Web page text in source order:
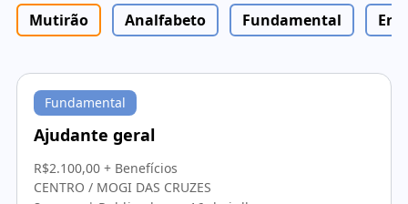
Mutirão Analfabeto Fundamental
Fundamental
Ajudante geral
R$2.100,00 + Benefícios
CENTRO / MOGI DAS CRUZES